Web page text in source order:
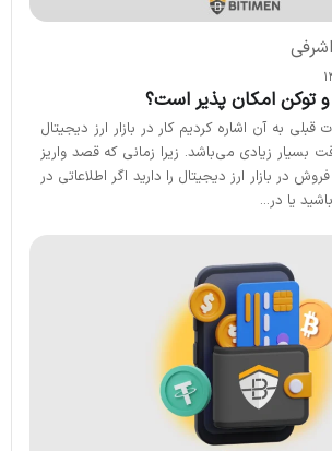
و توکن امکان پذیر است؟
قبلی به آن اشاره کردیم کار در بازار ارز دیجیتال
بسیار زیادی می‌باشد. زیرا زمانی که قصد واریز
در بازار ارز دیجیتال را دارید اگر اطلاعاتی در
یا در...